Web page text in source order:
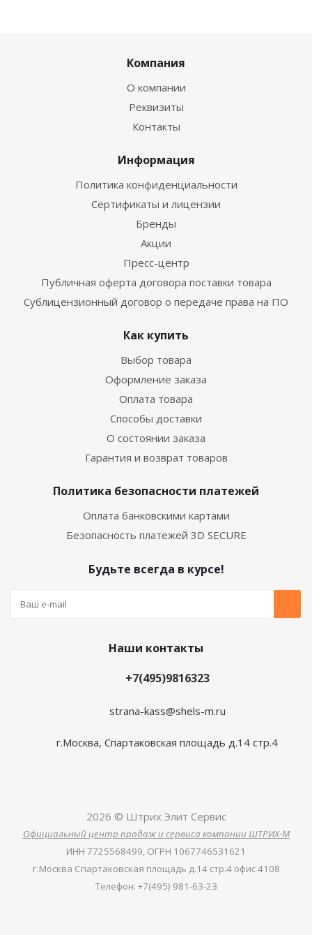
Компания
О компании
Реквизиты
Контакты
Информация
Политика конфиденциальности
Сертификаты и лицензии
Бренды
Акции
Пресс-центр
Публичная оферта договора поставки товара
Сублицензионный договор о передаче права на ПО
Как купить
Выбор товара
Оформление заказа
Оплата товара
Способы доставки
О состоянии заказа
Гарантия и возврат товаров
Политика безопасности платежей
Оплата банковскими картами
Безопасность платежей 3D SECURE
Будьте всегда в курсе!
Наши контакты
+7(495)9816323
strana-kass@shels-m.ru
г.Москва, Спартаковская площадь д.14 стр.4
2026 © Штрих Элит Сервис
Официальный центр продаж и сервиса компании ШТРИХ-М
ИНН 7725568499, ОГРН 1067746531621
г.Москва Спартаковская площадь д.14 стр.4 офис 4108
Телефон: +7(495) 981-63-23